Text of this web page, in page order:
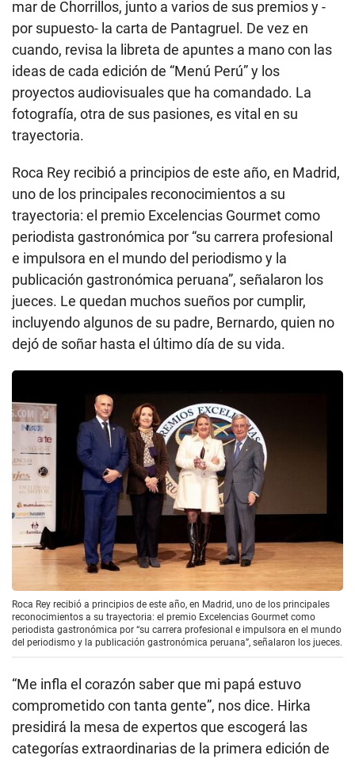
mar de Chorrillos, junto a varios de sus premios y -
por supuesto- la carta de Pantagruel. De vez en
cuando, revisa la libreta de apuntes a mano con las
ideas de cada edición de “Menú Perú” y los
proyectos audiovisuales que ha comandado. La
fotografía, otra de sus pasiones, es vital en su
trayectoria.
Roca Rey recibió a principios de este año, en Madrid,
uno de los principales reconocimientos a su
trayectoria: el premio Excelencias Gourmet como
periodista gastronómica por “su carrera profesional
e impulsora en el mundo del periodismo y la
publicación gastronómica peruana”, señalaron los
jueces. Le quedan muchos sueños por cumplir,
incluyendo algunos de su padre, Bernardo, quien no
dejó de soñar hasta el último día de su vida.
Roca Rey recibió a principios de este año, en Madrid, uno de los principales
reconocimientos a su trayectoria: el premio Excelencias Gourmet como
periodista gastronómica por “su carrera profesional e impulsora en el mundo
del periodismo y la publicación gastronómica peruana”, señalaron los jueces.
“Me infla el corazón saber que mi papá estuvo
comprometido con tanta gente”, nos dice. Hirka
presidirá la mesa de expertos que escogerá las
categorías extraordinarias de la primera edición de